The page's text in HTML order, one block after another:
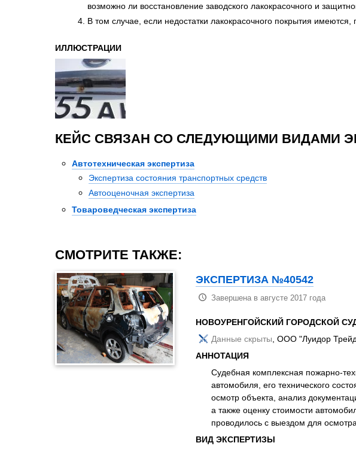
возможно ли восстановление заводского лакокрасочного и
В том случае, если недостатки лакокрасочного покрытия
ИЛЛЮСТРАЦИИ
КЕЙС СВЯЗАН СО СЛЕДУЮЩИМИ ВИДАМИ
Автотехническая экспертиза
Экспертиза состояния транспортных средств
Автооценочная экспертиза
Товароведческая экспертиза
СМОТРИТЕ ТАКЖЕ:
ЭКСПЕРТИЗА №40542
Завершена в августе 2017 года
НОВОУРЕНГОЙСКИЙ ГОРОДСКОЙ
Данные скрыты, ООО "Луидор
АННОТАЦИЯ
Судебная комплексная пожарно-
автомобиля, его технического
осмотр объекта, анализ
а также оценку стоимости
проводилось с выездом для
ВИД ЭКСПЕРТИЗЫ